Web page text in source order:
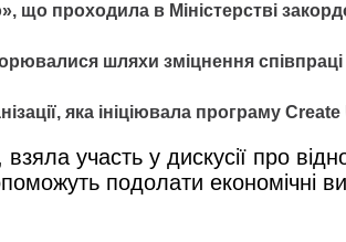
що проходила в Міністерстві
шляхи зміцнення
яка ініціювала програму
участь у дискусії про
подолати економічні